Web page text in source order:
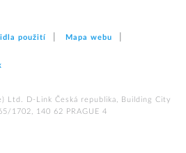
použití Mapa webu
Ltd. D-Link Česká republika, Building City
1702, 140 62 PRAGUE 4